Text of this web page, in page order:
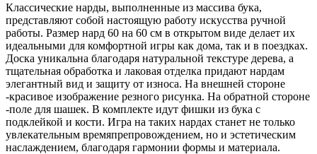
Классические нарды, выполненные из массива бука,
представляют собой настоящую работу искусства ручной
работы. Размер нард 60 на 60 см в открытом виде делает их
идеальными для комфортной игры как дома, так и в поездках.
Доска уникальна благодаря натуральной текстуре дерева, а
тщательная обработка и лаковая отделка придают нардам
элегантный вид и защиту от износа. На внешней стороне
-красивое изображение резного рисунка. На обратной стороне
-поле для шашек. В комплекте идут фишки из бука с
подклейкой и кости. Игра на таких нардах станет не только
увлекательным времяпрепровождением, но и эстетическим
наслаждением, благодаря гармонии формы и материала.